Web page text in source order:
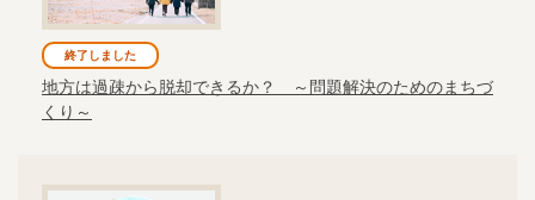
地方は過疎から脱却できるか？ ～問題解決のためのまちづ
くり～
終了しました